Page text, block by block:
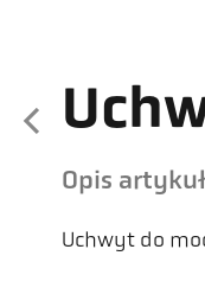
Opis
Uchwyt do